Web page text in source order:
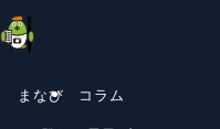
まなび コラム